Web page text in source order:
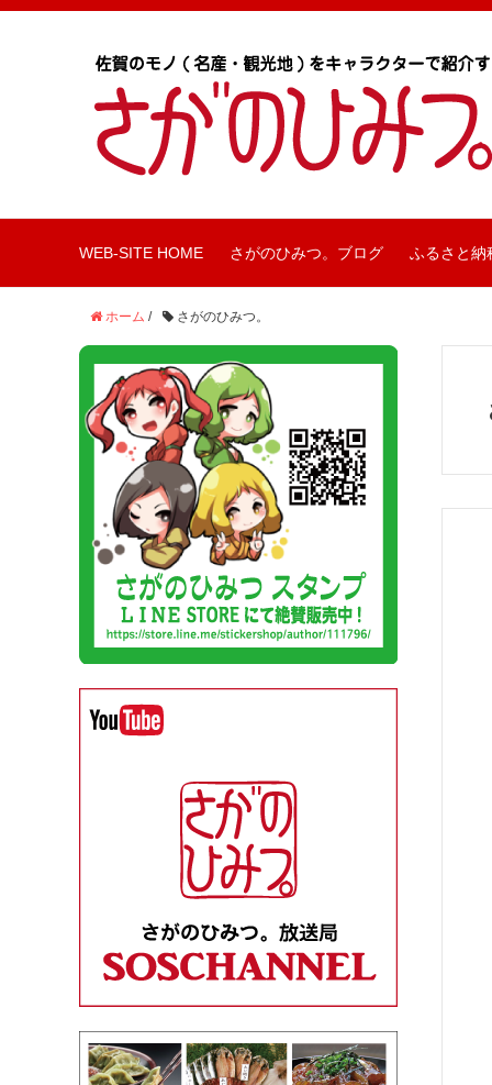
WEB-SITE HOME さがのひみつ。ブログ ふるさと納
ホーム / さがのひみつ。